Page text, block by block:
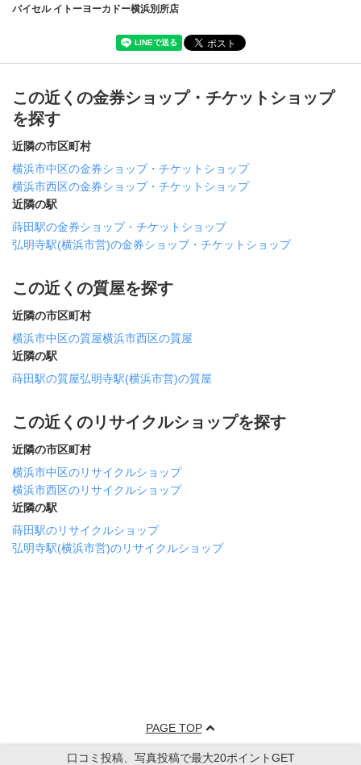
バイセル イトーヨーカドー横浜別所店
この近くの金券ショップ・チケットショップ
を探す
近隣の市区町村
横浜市中区の金券ショップ・チケットショップ
横浜市西区の金券ショップ・チケットショップ
近隣の駅
蒔田駅の金券ショップ・チケットショップ
弘明寺駅(横浜市営)の金券ショップ・チケットショップ
この近くの質屋を探す
近隣の市区町村
横浜市中区の質屋横浜市西区の質屋
近隣の駅
蒔田駅の質屋弘明寺駅(横浜市営)の質屋
この近くのリサイクルショップを探す
近隣の市区町村
横浜市中区のリサイクルショップ
横浜市西区のリサイクルショップ
近隣の駅
蒔田駅のリサイクルショップ
弘明寺駅(横浜市営)のリサイクルショップ
PAGE TOP
口コミ投稿、写真投稿で最大20ポイントGET